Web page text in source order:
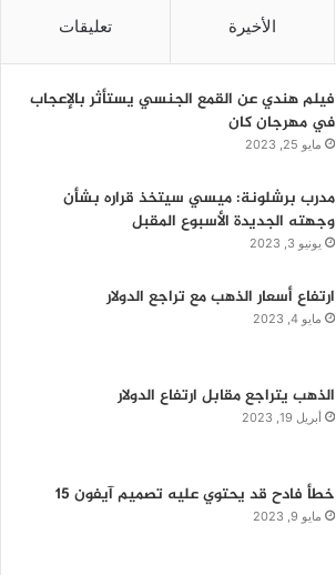
الأخيرة تعليقات
فيلم هندي عن القمع الجنسي يستأثر بالإعجاب
في مهرجان كان
مايو 25, 2023
مدرب برشلونة: ميسي سيتخذ قراره بشأن
وجهته الجديدة الأسبوع المقبل
يونيو 3, 2023
ارتفاع أسعار الذهب مع تراجع الدولار
مايو 4, 2023
الذهب يتراجع مقابل ارتفاع الدولار
أبريل 19, 2023
خطأ فادح قد يحتوي عليه تصميم آيفون 15
مايو 9, 2023